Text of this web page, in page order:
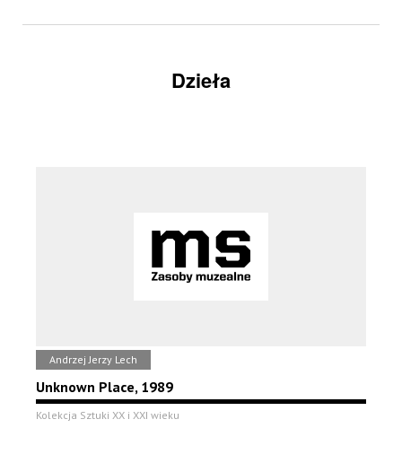
Dzieła
Andrzej Jerzy Lech
Unknown Place, 1989
Kolekcja Sztuki XX i XXI wieku